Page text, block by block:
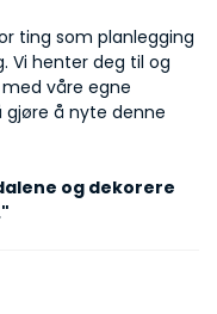
ting som planlegging
Vi henter deg til og
våre egne
å nyte denne
og dekorere